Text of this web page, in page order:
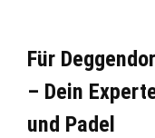
Für
– Dein
und Padel